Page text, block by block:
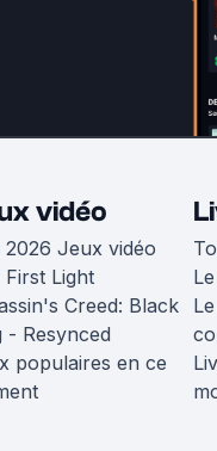
vidéo
2026 Jeux vidéo
Light
Creed: Black
- Resynced
populaires en ce